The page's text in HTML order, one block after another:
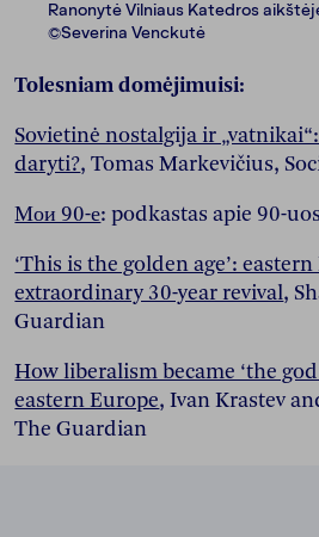
Ranonytė Vilniaus Katedros
©Severina Venckutė
Tolesniam domėjimuisi:
Sovietinė nostalgija ir
daryti?, Tomas Markevičius,
Мои 90-е: podkastas apie 90-
‘This is the golden age’: eastern
extraordinary 30-year revival,
Guardian
How liberalism became ‘the
eastern Europe, Ivan Krastev
The Guardian